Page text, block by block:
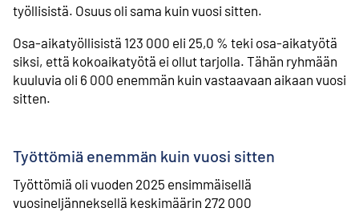
työllisistä. Osuus oli sama kuin vuosi sitten.
Osa-aikatyöllisistä 123 000 eli 25,0 % teki osa-aikatyötä
siksi, että kokoaikatyötä ei ollut tarjolla. Tähän ryhmään
kuuluvia oli 6 000 enemmän kuin vastaavaan aikaan vuosi
sitten.
Työttömiä enemmän kuin vuosi sitten
Työttömiä oli vuoden 2025 ensimmäisellä
vuosineljänneksellä keskimäärin 272 000